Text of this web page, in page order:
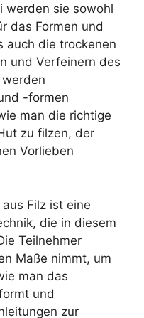
werden sie sowohl
das Formen und
auch die trockenen
und Verfeinern des
-formen
man die richtige
zu filzen, der
Vorlieben
Filz ist eine
die in diesem
Teilnehmer
Maße nimmt, um
man das
und
zur